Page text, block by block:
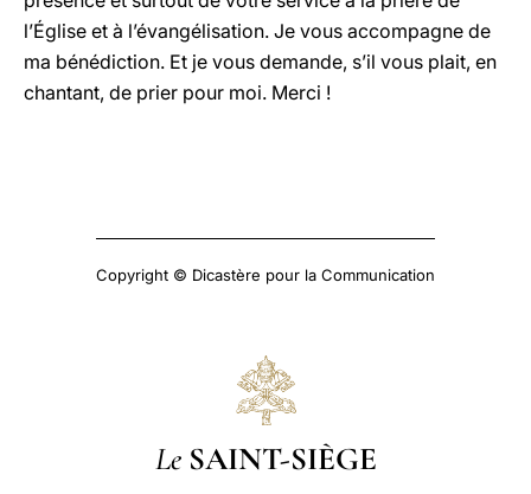
l’Église et à l’évangélisation. Je vous accompagne de
ma bénédiction. Et je vous demande, s’il vous plait, en
chantant, de prier pour moi. Merci !
Copyright © Dicastère pour la Communication
Le SAINT-SIÈGE